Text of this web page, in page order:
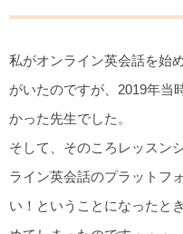
私がオンライン英会話を始
がいたのですが、2019年当
かった先生でした。
そして、そのころレッスン
ライン英会話のプラットフ
い！ということになったと